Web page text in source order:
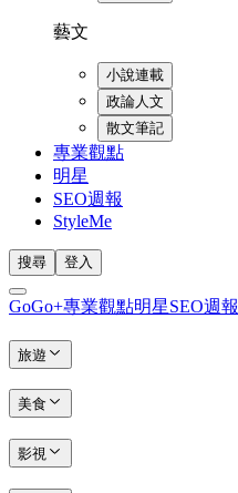
藝文
小說連載
政論人文
散文筆記
專業觀點
明星
SEO週報
StyleMe
搜尋 登入
GoGo+專業觀點明星SEO週報
旅遊
美食
影視